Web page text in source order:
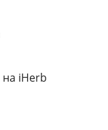
на iHerb